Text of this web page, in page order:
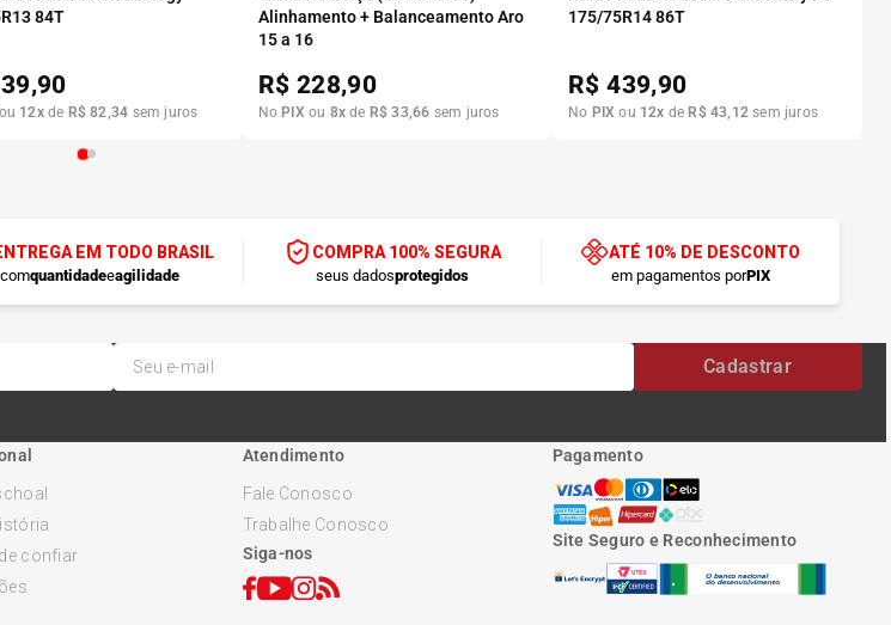
84T
ou 12xde R$ 82,34 sem juros
Alinhamento + Balanceamento Aro
15 a 16
R$ 228,90
No PIX ou 8x de R$ 33,66 sem juros
175/75R14 86T
R$439,90
No PIX ou 12x de R$ 43, 12 sem juros
EM TODO BRASIL
comquantidadeeagilidade
COMPRA 100% SEGURA
seus dadosprotegidos
ATÉ 10% DE DESCONTO
em pagamentos porPIX
Cadastrar
confiar
Atendimento
Fale Conosco
Trabalhe Conosco
Siga-nos
Pagamento
Site Seguro e Reconhecimento